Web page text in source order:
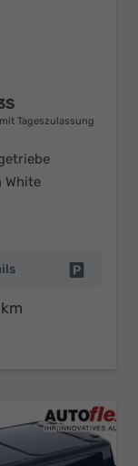
Tageszulassung
White